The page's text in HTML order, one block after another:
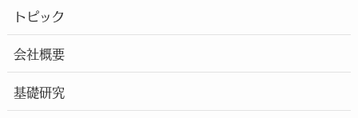
トピック
会社概要
基礎研究